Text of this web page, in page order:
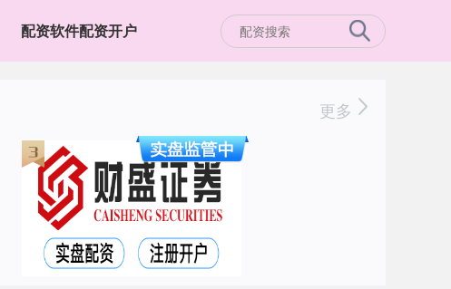
配资软件配资开户
更多